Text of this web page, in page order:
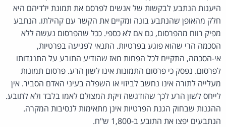
היענות הנתבע לבקשות של אנשים לפרסם את תמונת ילדיהם היא
חלק מהאופן שהנתבע בונה ומקיים את הקשר עם קהילתו. הנתבע
מפיק רווח מהפרסום, גם אם לא כספי. ככל שהפרסום נעשה ללא
הסכמה הרי שהוא פוגע בפרטיות. התנאי לפגיעה בפרטיות,
אי-הסכמה, התקיים לכל הפחות מאז שהודיע התובע על התנגדותו
לפרסום. נפסק כי פרסום התמונות אינו לשון הרע. פרסום תמונות
מעלייה לתורה אינו נחשב לביזוי או השפלה בעיני האדם הסביר. אין
לייחס לשון הרע לכך שהודגשה זיקת המצולם לאמו בלבד ולא לתובע.
ההגנות שבחוק הגנת הפרטיות אינן מתאימות לנסיבות המקרה.
הנתבעים יפצו את התובע ב-1,800 ש"ח.